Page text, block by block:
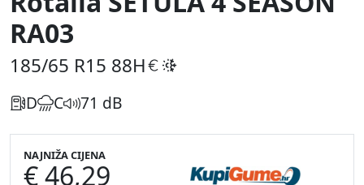
RA03
185/65 R15 88H
D C 71 dB
NAJNIŽA CIJENA
€ 46,29